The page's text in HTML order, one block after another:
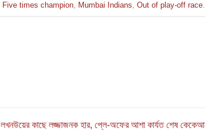
Five times champion, Mumbai Indians, Out of play-off race.
লখনউয়ের কাছে লজ্জাজনক হার, প্লে-অফের আশা কার্যত শেষ